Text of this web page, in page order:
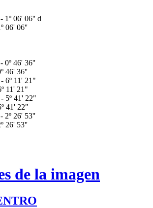
06' 06''
46' 36''
11' 21"
41' 22"
26' 53''
de la imagen